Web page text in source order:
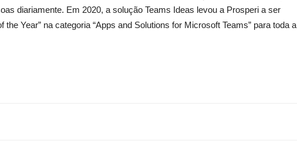
diariamente. Em 2020, a solução Teams Ideas levou a Prosperi a ser
the Year” na categoria “Apps and Solutions for Microsoft Teams” para toda a